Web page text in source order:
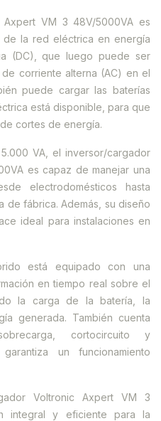
Axpert VM 3 48V/5000VA es
la red eléctrica en energía
(DC), que luego puede ser
corriente alterna (AC) en el
puede cargar las baterías
está disponible, para que
cortes de energía.
VA, el inversor/cargador
es capaz de manejar una
electrodomésticos hasta
de fábrica. Además, su diseño
ideal para instalaciones en
está equipado con una
en tiempo real sobre el
la carga de la batería, la
generada. También cuenta
cortocircuito y
un funcionamiento
Voltronic Axpert VM 3
integral y eficiente para la